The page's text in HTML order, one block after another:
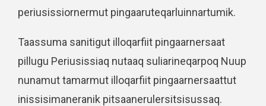
periusissiornermut pingaaruteqarluinnartumik.
Taassuma sanitigut illoqarfiit pingaarnersaat
pillugu Periusissiaq nutaaq suliarineqarpoq Nuup
nunamut tamarmut illoqarfiit pingaarnersaattut
inissisimaneranik pitsaanerulersitsisussaq.